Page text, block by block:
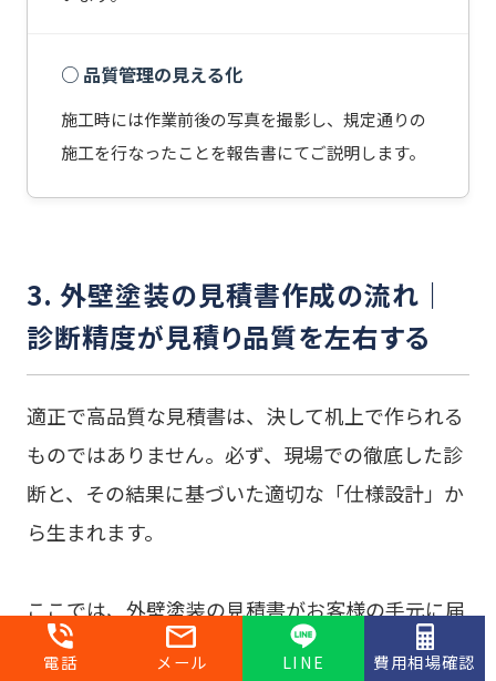
○ 品質管理の見える化
施工時には作業前後の写真を撮影し、規定通りの
施工を行なったことを報告書にてご説明します。
3. 外壁塗装の見積書作成の流れ｜
診断精度が見積り品質を左右する
適正で高品質な見積書は、決して机上で作られる
ものではありません。必ず、現場での徹底した診
断と、その結果に基づいた適切な「仕様設計」か
ら生まれます。
ここでは、外壁塗装の見積書がお客様の手元に届
くまでのプロセスと、特に重要な「診断精度」を
電話 メール LINE 費用相場確認